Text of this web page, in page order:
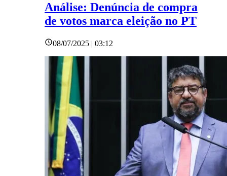
Análise: Denúncia de compra
de votos marca eleição no PT
08/07/2025 | 03:12